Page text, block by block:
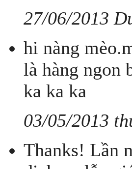
27/06/2013
hi nàng
là hàng ngon
ka ka ka
03/05/2013
Thanks! Lần